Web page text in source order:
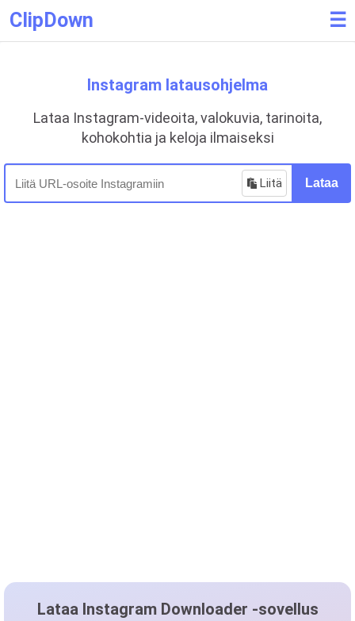
ClipDown ☰
Instagram latausohjelma
Lataa Instagram-videoita, valokuvia, tarinoita,
kohokohtia ja keloja ilmaiseksi
Liitä Lataa
Lataa Instagram Downloader -sovellus